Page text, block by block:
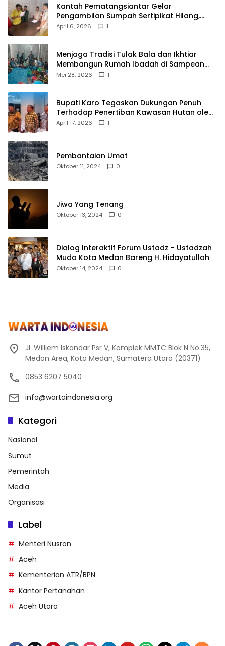
Kantah Pematangsiantar Gelar
Pengambilan Sumpah Sertipikat Hilang,
Perkuat Kepastian Hukum Pertanahan
April 6, 2026 1
Menjaga Tradisi Tulak Bala dan Ikhtiar
Membangun Rumah Ibadah di Sampean
Barat
Mei 28, 2026 1
Bupati Karo Tegaskan Dukungan Penuh
Terhadap Penertiban Kawasan Hutan oleh
Pemerintah Pusat
April 17, 2026 1
Pembantaian Umat
Oktober 11, 2024 0
Jiwa Yang Tenang
Oktober 13, 2024 0
Dialog Interaktif Forum Ustadz – Ustadzah
Muda Kota Medan Bareng H. Hidayatullah
Oktober 14, 2024 0
Jl. Williem Iskandar Psr V, Komplek MMTC Blok N No.35,
Medan Area, Kota Medan, Sumatera Utara (20371)
0853 6207 5040
info@wartaindonesia.org
Kategori
Nasional
Sumut
Pemerintah
Media
Organisasi
Label
Menteri Nusron
Aceh
Kementerian ATR/BPN
Kantor Pertanahan
Aceh Utara